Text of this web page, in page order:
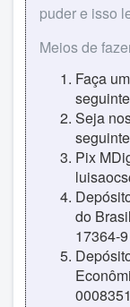
puder e isso
Meios de
Faça
Seja
Pix
do
17364-9